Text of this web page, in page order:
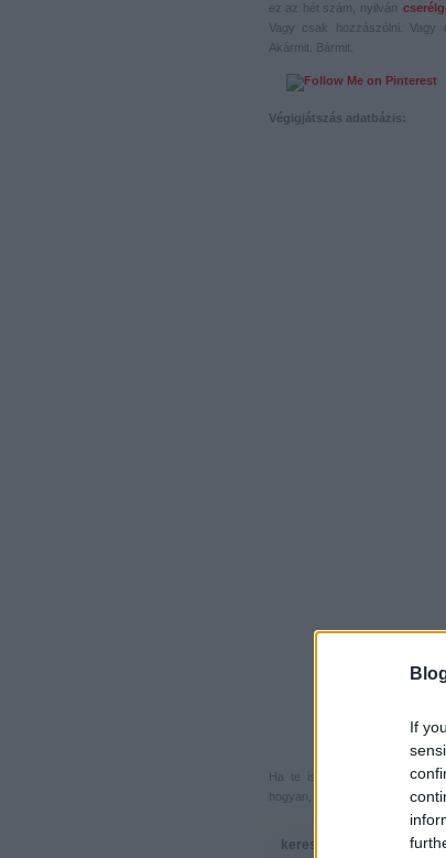
If
ez az hét szám, nyilván
Vagy csak hozzászólni. Vagy
Akármit. Bármit.
Végigjátszás adatbázis:
Ha te is küldenél egy
hogyan, hova, mikor, kivel és
keresés